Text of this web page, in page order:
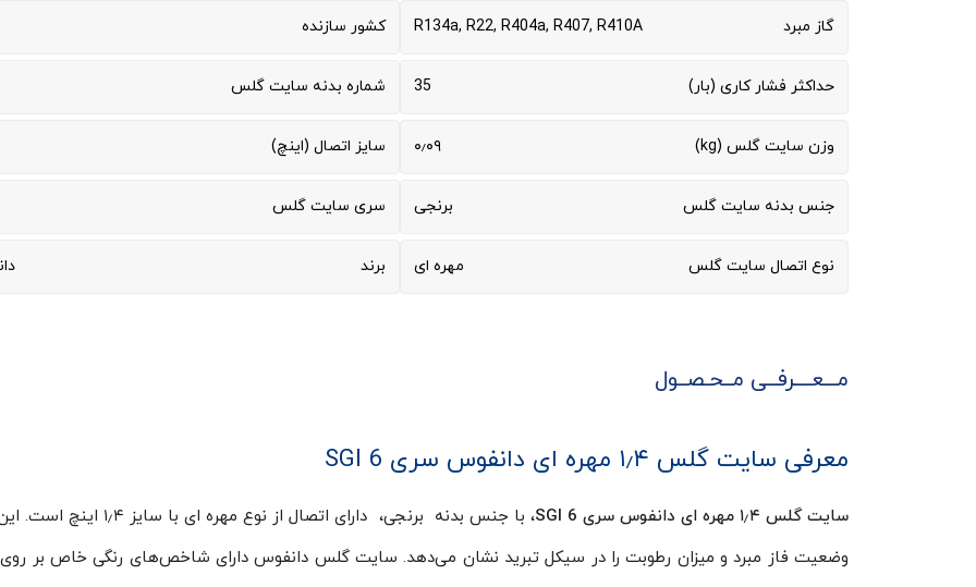
گاز مبرد R134a, R22, R404a, R407, R410A
حداکثر فشار کاری (بار) 35
وزن سایت گلس (kg) ۰٫۰۹
جنس بدنه سایت گلس برنجی
نوع اتصال سایت گلس مهره ای
کشور سازنده
شماره بدنه سایت گلس
سایز اتصال (اینچ)
سری سایت گلس
برند
مـــعــــرفــی مــحـصــول
معرفی سایت گلس ۱٫۴ مهره ای دانفوس سری SGI 6
سایت گلس ۱٫۴ مهره ای دانفوس سری SGI 6
، با جنس بدنه برنجی، دارای اتصال از نوع مهره ای با
وضعیت فاز مبرد و میزان رطوبت را در سیکل تبرید نشان می‌دهد. سایت گلس دانفوس دارای شاخص‌های رنگی خاص بر